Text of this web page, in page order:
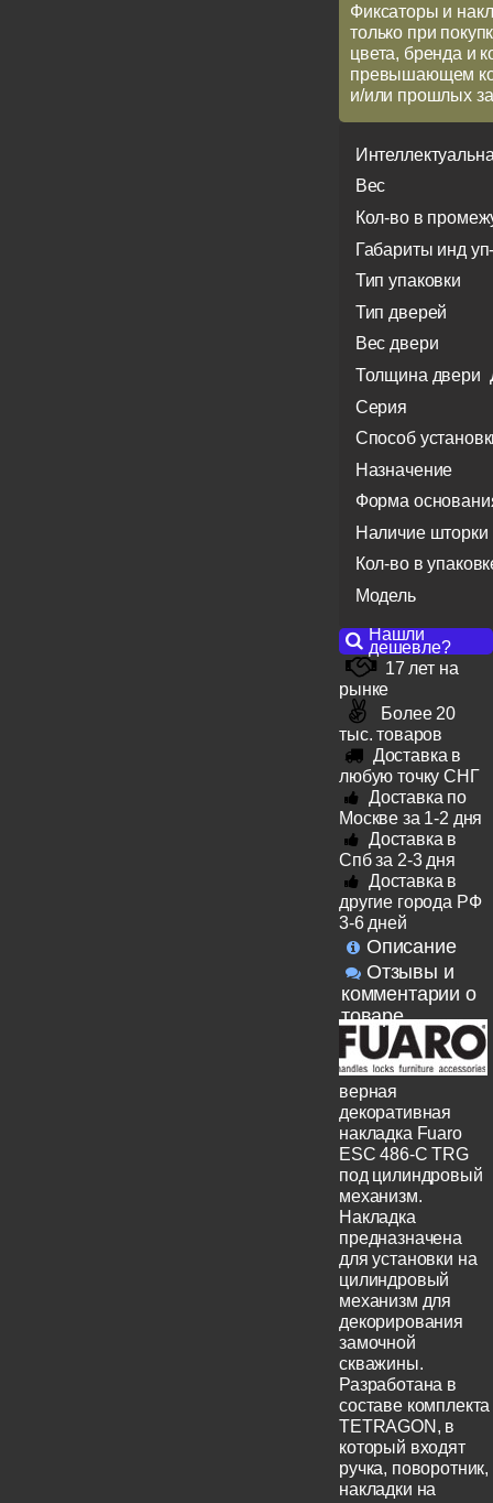
Фиксаторы и
только при
цвета, бренда и
превышающем
и/или прошлых
Вес
Кол-во в
Габариты инд
Тип упаковки
Тип дверей
Вес двери
Толщина двери
Серия
Способ
Назначение
Форма
Наличие шторки
Кол-во в
Модель
Нашли
дешевле?
17 лет на
рынке
Более 20
тыс. товаров
Доставка в
любую точку СНГ
Доставка по
Москве за 1-2 дня
Доставка в
Спб за 2-3 дня
Доставка в
другие города РФ
3-6 дней
Описание
Отзывы и
комментарии о
товаре
верная
декоративная
накладка Fuaro
ESC 486-C TRG
под цилиндровый
механизм.
Накладка
предназначена
для установки на
цилиндровый
механизм для
декорирования
замочной
скважины.
Разработана в
составе комплекта
TETRAGON, в
который входят
ручка, поворотник,
накладки на